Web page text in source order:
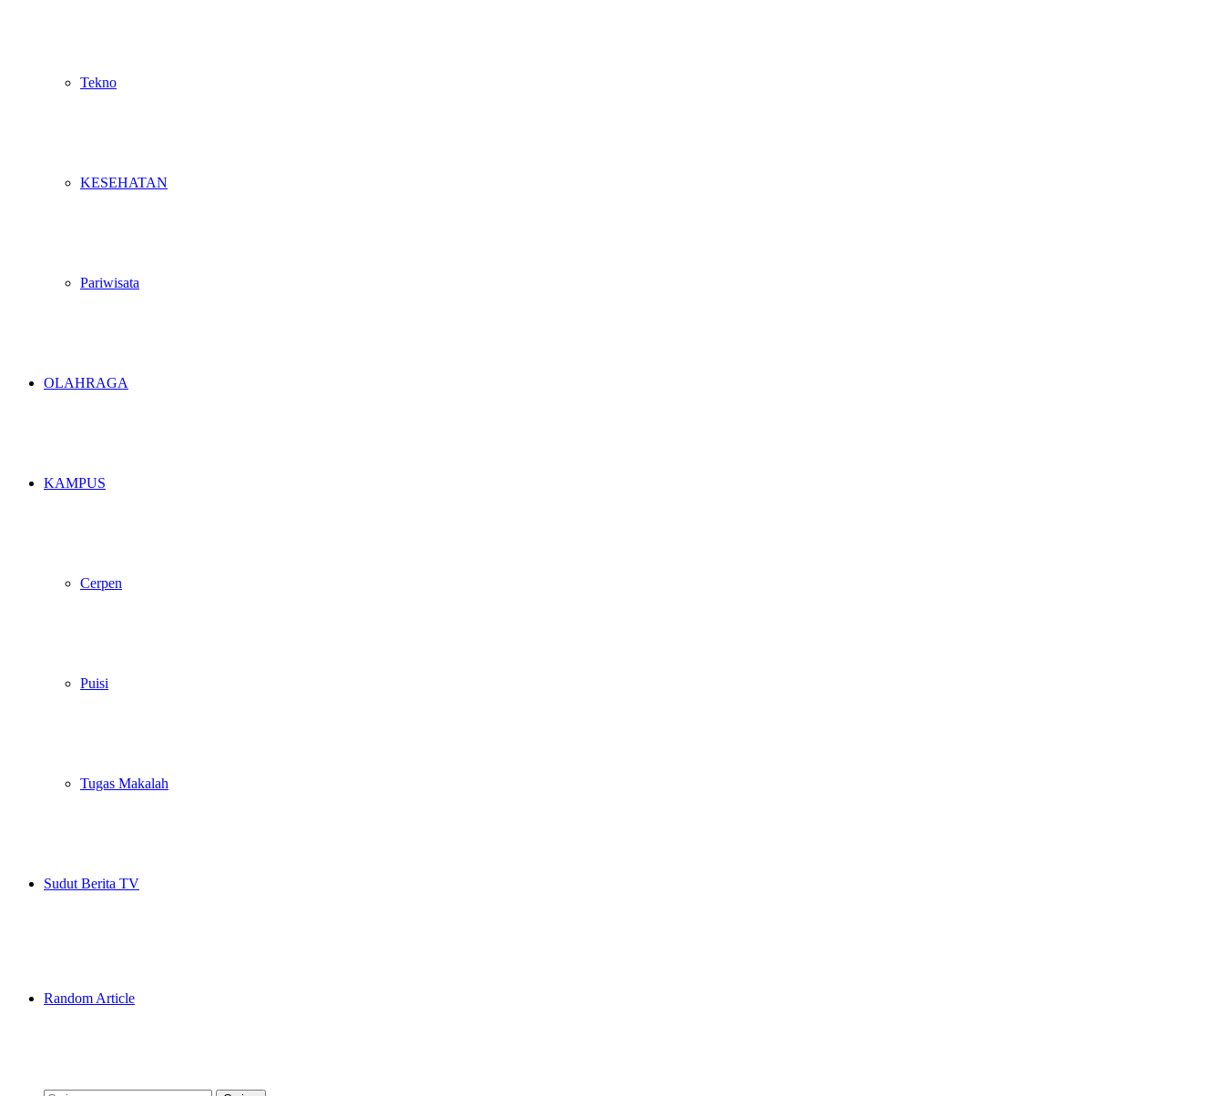
Tekno
KESEHATAN
Pariwisata
OLAHRAGA
KAMPUS
Cerpen
Puisi
Tugas Makalah
Sudut Berita TV
Random Article